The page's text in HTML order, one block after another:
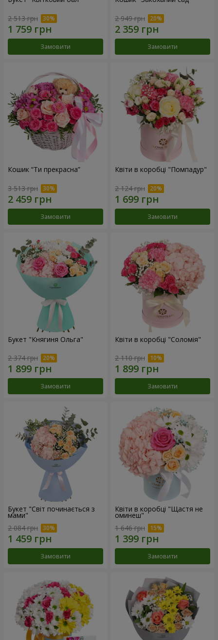
2 513 грн
Замовити
2 949 грн
Замовити
Кошик “Ти прекрасна”
3 513 грн
Замовити
Квіти в коробці "Помпадур"
2 124 грн
Замовити
Букет "Княгиня Ольга"
2 374 грн
Замовити
Квіти в коробці "Соломія"
2 110 грн
Замовити
Букет "Світ починається з
мами"
2 084 грн
Замовити
Квіти в коробці "Щастя не
оминеш"
1 646 грн
Замовити